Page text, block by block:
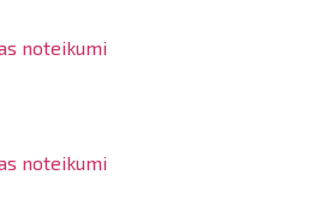
noteikumi
noteikumi